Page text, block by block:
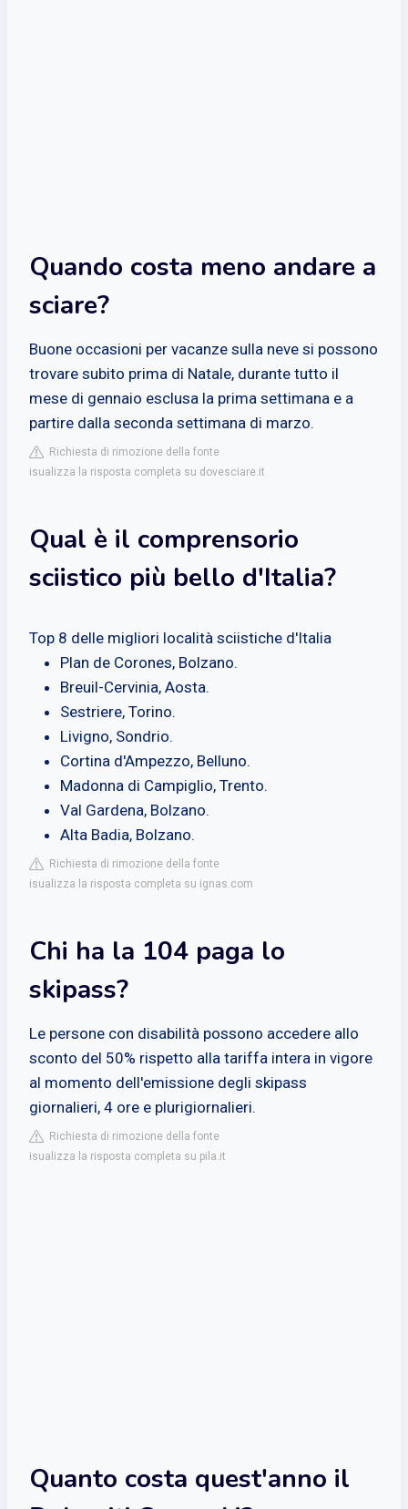
Quando costa meno andare a
sciare?
Buone occasioni per vacanze sulla neve si possono
trovare subito prima di Natale, durante tutto il
mese di gennaio esclusa la prima settimana e a
partire dalla seconda settimana di marzo.
Richiesta di rimozione della fonte
isualizza la risposta completa su dovesciare.it
Qual è il comprensorio
sciistico più bello d'Italia?
Top 8 delle migliori località sciistiche d'Italia
Plan de Corones, Bolzano.
Breuil-Cervinia, Aosta.
Sestriere, Torino.
Livigno, Sondrio.
Cortina d'Ampezzo, Belluno.
Madonna di Campiglio, Trento.
Val Gardena, Bolzano.
Alta Badia, Bolzano.
Richiesta di rimozione della fonte
isualizza la risposta completa su ignas.com
Chi ha la 104 paga lo
skipass?
Le persone con disabilità possono accedere allo
sconto del 50% rispetto alla tariffa intera in vigore
al momento dell'emissione degli skipass
giornalieri, 4 ore e plurigiornalieri.
Richiesta di rimozione della fonte
isualizza la risposta completa su pila.it
Quanto costa quest'anno il